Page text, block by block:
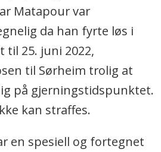
Matapour var
da han fyrte løs i
til 25. juni 2022,
til Sørheim trolig at
på gjerningstidspunktet.
kan straffes.
en spesiell og fortegnet